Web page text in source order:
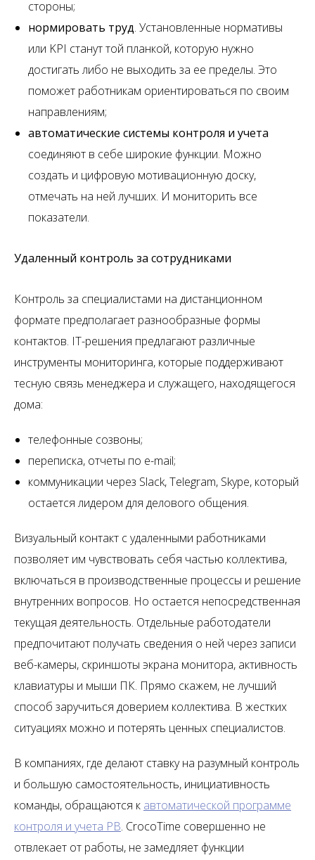
стороны;
нормировать труд. Установленные нормативы
или KPI станут той планкой, которую нужно
достигать либо не выходить за ее пределы. Это
поможет работникам ориентироваться по своим
направлениям;
автоматические системы контроля и учета
соединяют в себе широкие функции. Можно
создать и цифровую мотивационную доску,
отмечать на ней лучших. И мониторить все
показатели.
Удаленный контроль за сотрудниками
Контроль за специалистами на дистанционном
формате предполагает разнообразные формы
контактов. IT-решения предлагают различные
инструменты мониторинга, которые поддерживают
тесную связь менеджера и служащего, находящегося
дома:
телефонные созвоны;
переписка, отчеты по e-mail;
коммуникации через Slack, Telegram, Skype, который
остается лидером для делового общения.
Визуальный контакт с удаленными работниками
позволяет им чувствовать себя частью коллектива,
включаться в производственные процессы и решение
внутренних вопросов. Но остается непосредственная
текущая деятельность. Отдельные работодатели
предпочитают получать сведения о ней через записи
веб-камеры, скриншоты экрана монитора, активность
клавиатуры и мыши ПК. Прямо скажем, не лучший
способ заручиться доверием коллектива. В жестких
ситуациях можно и потерять ценных специалистов.
В компаниях, где делают ставку на разумный контроль
и большую самостоятельность, инициативность
команды, обращаются к автоматической программе
контроля и учета РВ. CrocoTime совершенно не
отвлекает от работы, не замедляет функции